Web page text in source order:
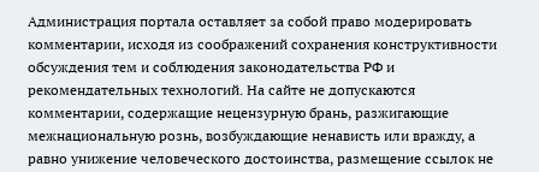
Администрация портала оставляет за собой право модерировать
комментарии, исходя из соображений сохранения конструктивности
обсуждения тем и соблюдения законодательства РФ и
рекомендательных технологий. На сайте не допускаются
комментарии, содержащие нецензурную брань, разжигающие
межнациональную рознь, возбуждающие ненависть или вражду, а
равно унижение человеческого достоинства, размещение ссылок не